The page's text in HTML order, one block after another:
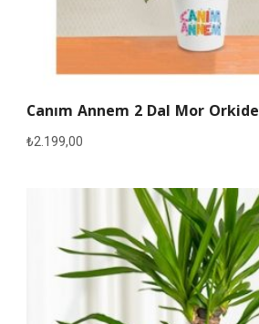
Canım Annem 2 Dal Mor Orkide
₺2.199,00